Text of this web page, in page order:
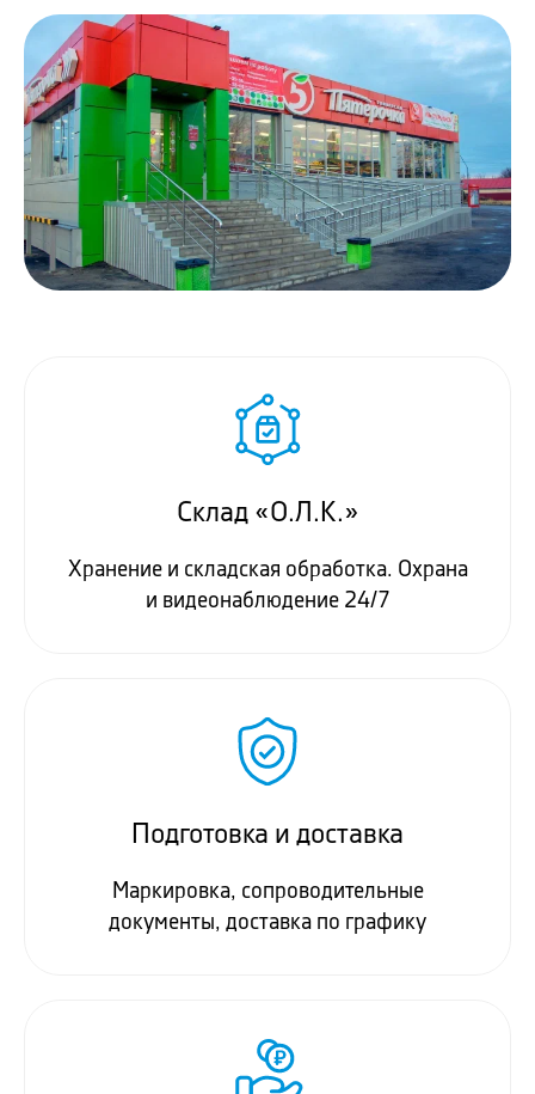
Склад «О.Л.К.»
Хранение и складская обработка. Охрана
и видеонаблюдение 24/7
Подготовка и доставка
Маркировка, сопроводительные
документы, доставка по графику